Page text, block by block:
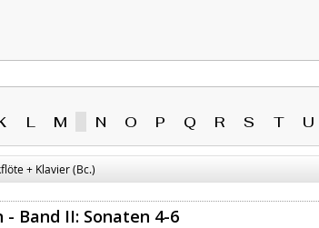
L M N O P Q R S T U
+ Klavier (Bc.)
- Band II: Sonaten 4-6